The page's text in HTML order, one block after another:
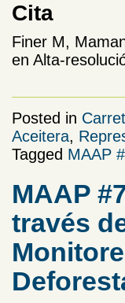
Cita
Finer M,
en Alta-
Posted in
Aceitera,
Tagged MAAP
MAAP
través